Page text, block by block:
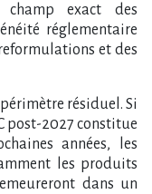
exact des
réglementaire
et des
résiduel. Si
post-2027 constitue
années, les
les produits
dans un